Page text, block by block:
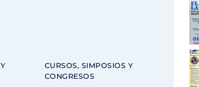
CURSOS, SIMPOSIOS Y
CONGRESOS